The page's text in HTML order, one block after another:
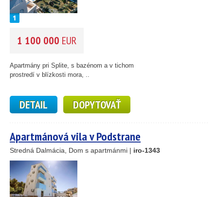
1 100 000 EUR
Apartmány pri Splite, s bazénom a v tichom
prostredí v blízkosti mora, ..
DETAIL DOPYTOVAŤ
Apartmánová vila v Podstrane
Stredná Dalmácia, Dom s apartmánmi | iro-1343